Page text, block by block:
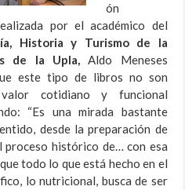
ón
por el académico del
Historia y Turismo de la
de la Upla, Aldo Meneses
este tipo de libros no son
cotidiano y funcional
“Es una mirada bastante
desde la preparación de
proceso histórico de… con esa
todo lo que está hecho en el
lo nutricional, busca de ser